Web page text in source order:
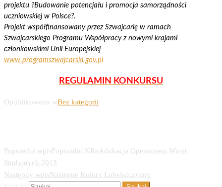
projektu ?Budowanie potencjału i promocja samorządności
uczniowskiej w Polsce?.
Projekt współfinansowany przez Szwajcarię w ramach
Szwajcarskiego Programu Współpracy z nowymi krajami
członkowskimi Unii Europejskiej
www.programszwajcarski.gov.pl
REGULAMIN KONKURSU
Opublikowano wBez kategorii
Poprzedni wpisPoprzedni KReAdukacja Operatorem Wizyt
Studyjnych 2013
Następny wpisNastępne Kolory Lubelszczyzny